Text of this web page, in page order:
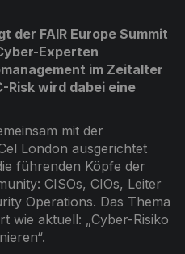
der FAIR Europe Summit
Experten
im Zeitalter
Risk wird dabei eine
mit der
London ausgerichtet
führenden Köpfe der
CISOs, CIOs, Leiter
Operations. Das Thema
wie aktuell: „Cyber-Risiko